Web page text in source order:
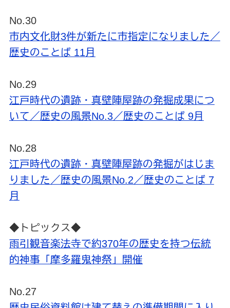
No.30
市内文化財3件が新たに市指定になりました／
歴史のことば 11月
No.29
江戸時代の遺跡・真壁陣屋跡の発掘成果につ
いて／歴史の風景No.3／歴史のことば 9月
No.28
江戸時代の遺跡・真壁陣屋跡の発掘がはじま
りました／歴史の風景No.2／歴史のことば 7
月
◆トピックス◆
雨引観音楽法寺で約370年の歴史を持つ伝統
的神事「摩多羅鬼神祭」開催
No.27